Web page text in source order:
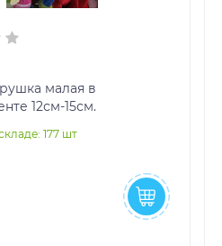
малая в
12см-15см.
177 шт